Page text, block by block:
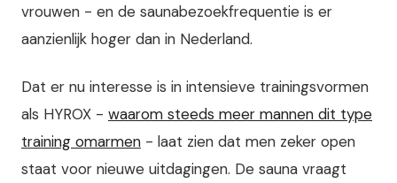
vrouwen - en de saunabezoekfrequentie is er
aanzienlijk hoger dan in Nederland.
Dat er nu interesse is in intensieve trainingsvormen
als HYROX - waarom steeds meer mannen dit type
training omarmen - laat zien dat men zeker open
staat voor nieuwe uitdagingen. De sauna vraagt